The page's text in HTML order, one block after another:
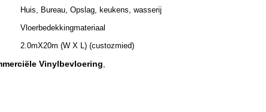
Huis, Bureau, Opslag, keukens, wasserij
Vloerbedekkingmateriaal
2.0mX20m (W X L) (custozmied)
Vinylbevloering,